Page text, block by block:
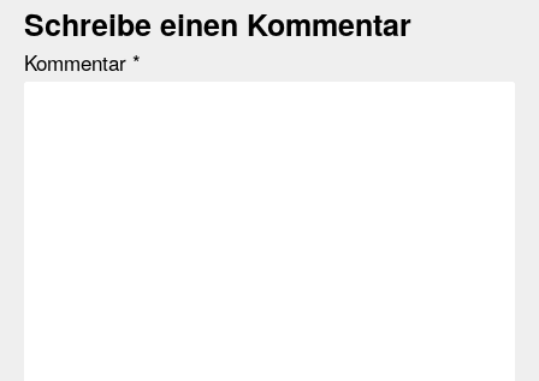
Schreibe einen Kommentar
Kommentar *